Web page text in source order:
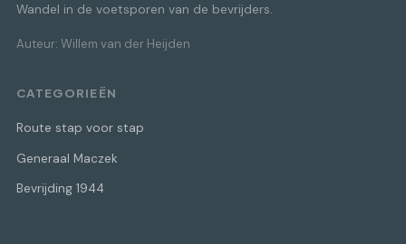
Wandel in de voetsporen van de bevrijders.
Auteur: Willem van der Heijden
CATEGORIEËN
Route stap voor stap
Generaal Maczek
Bevrijding 1944